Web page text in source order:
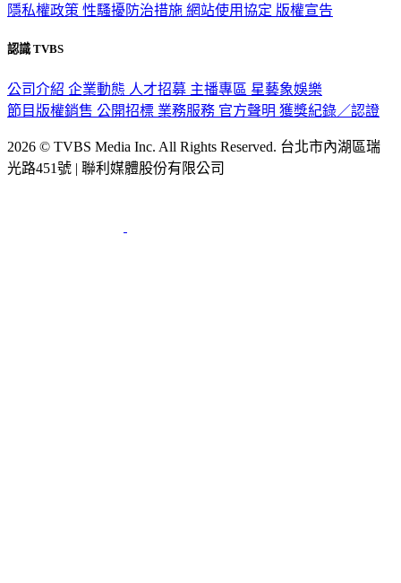
隱私權政策 性騷擾防治措施 網站使用協定 版權宣告
認識 TVBS
公司介紹 企業動態 人才招募 主播專區 星藝象娛樂
節目版權銷售 公開招標 業務服務 官方聲明 獲獎紀錄／認證
2026 © TVBS Media Inc. All Rights Reserved. 台北市內湖區瑞
光路451號 | 聯利媒體股份有限公司